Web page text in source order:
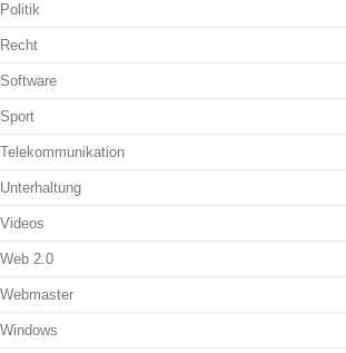
Politik
Recht
Software
Sport
Telekommunikation
Unterhaltung
Videos
Web 2.0
Webmaster
Windows